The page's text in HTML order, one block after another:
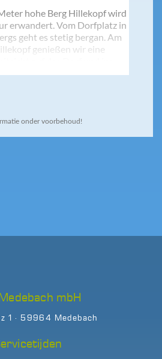
onder voorbehoud!
mbH
1 · 59964 Medebach